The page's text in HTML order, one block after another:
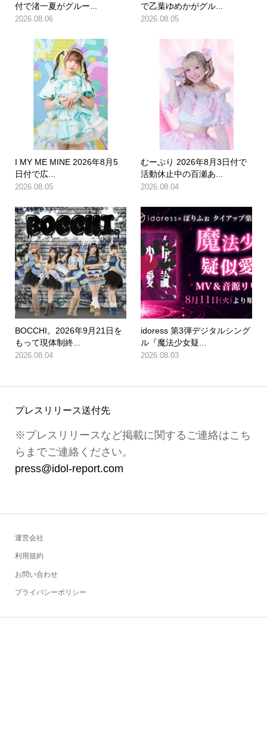
付で渚一夏がグルー...
2026.08.06
で乙葉ゆめかがグル...
2026.08.05
I MY ME MINE 2026年8月5
日付で広...
2026.08.05
むーぷり 2026年8月3日付で
活動休止中の百瀬あ...
2026.08.04
BOCCHI。2026年9月21日を
もって現体制終...
2026.08.04
idoress 第3弾デジタルシング
ル『魔法少女疑...
2026.08.03
プレスリリース送付先
※プレスリリースなど掲載に関するご連絡はこち
らまでご連絡ください。
press@idol-report.com
運営会社
利用規約
お問い合わせ
プライバシーポリシー